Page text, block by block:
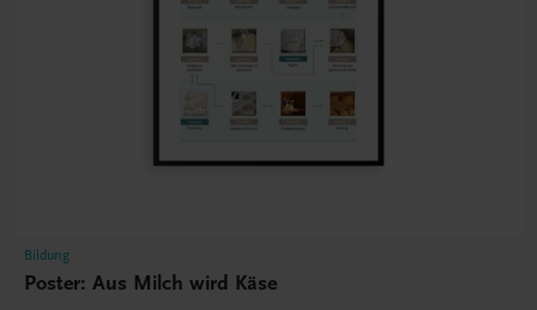
Bildung
Poster: Aus Milch wird Käse